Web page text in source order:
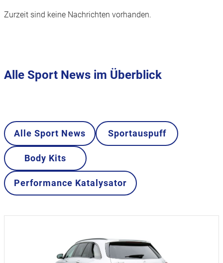
Zurzeit sind keine Nachrichten vorhanden.
Alle Sport News im Überblick
Alle Sport News Sportauspuff
Body Kits
Performance Katalysator